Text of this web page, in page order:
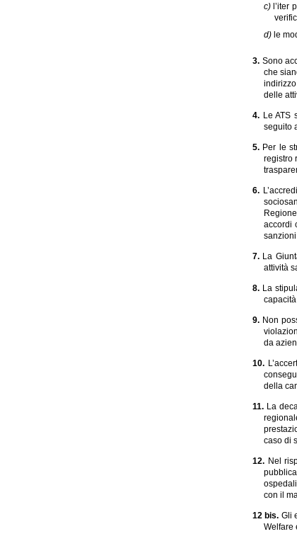
c) l’iter
d) le
3. Sono
che
delle
4. Le ATS
seguito
5. Per le
registro
6.
accordi
7. La
attività
8. La
9. Non
da
10.
della
11. La
caso di
12. Nel
con il
12 bis. Gli
Welfare